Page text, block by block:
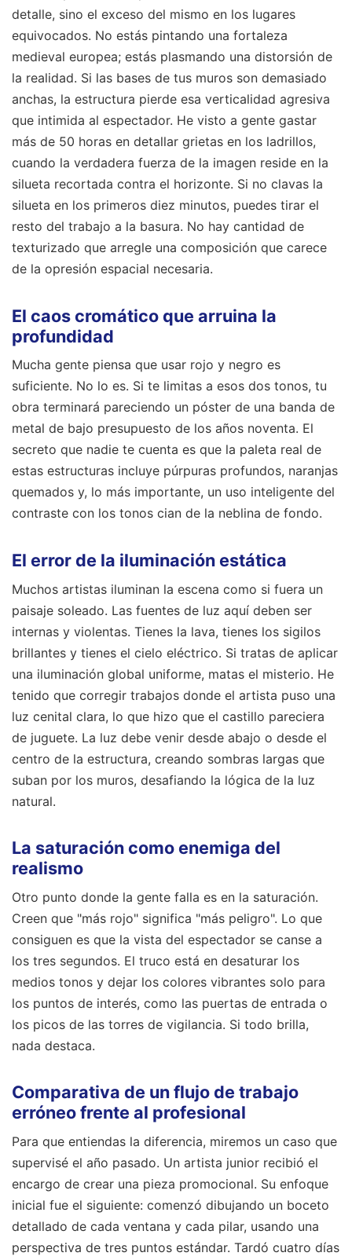
detalle, sino el exceso del mismo en los lugares
equivocados. No estás pintando una fortaleza
medieval europea; estás plasmando una distorsión de
la realidad. Si las bases de tus muros son demasiado
anchas, la estructura pierde esa verticalidad agresiva
que intimida al espectador. He visto a gente gastar
más de 50 horas en detallar grietas en los ladrillos,
cuando la verdadera fuerza de la imagen reside en la
silueta recortada contra el horizonte. Si no clavas la
silueta en los primeros diez minutos, puedes tirar el
resto del trabajo a la basura. No hay cantidad de
texturizado que arregle una composición que carece
de la opresión espacial necesaria.
El caos cromático que arruina la
profundidad
Mucha gente piensa que usar rojo y negro es
suficiente. No lo es. Si te limitas a esos dos tonos, tu
obra terminará pareciendo un póster de una banda de
metal de bajo presupuesto de los años noventa. El
secreto que nadie te cuenta es que la paleta real de
estas estructuras incluye púrpuras profundos, naranjas
quemados y, lo más importante, un uso inteligente del
contraste con los tonos cian de la neblina de fondo.
El error de la iluminación estática
Muchos artistas iluminan la escena como si fuera un
paisaje soleado. Las fuentes de luz aquí deben ser
internas y violentas. Tienes la lava, tienes los sigilos
brillantes y tienes el cielo eléctrico. Si tratas de aplicar
una iluminación global uniforme, matas el misterio. He
tenido que corregir trabajos donde el artista puso una
luz cenital clara, lo que hizo que el castillo pareciera
de juguete. La luz debe venir desde abajo o desde el
centro de la estructura, creando sombras largas que
suban por los muros, desafiando la lógica de la luz
natural.
La saturación como enemiga del
realismo
Otro punto donde la gente falla es en la saturación.
Creen que "más rojo" significa "más peligro". Lo que
consiguen es que la vista del espectador se canse a
los tres segundos. El truco está en desaturar los
medios tonos y dejar los colores vibrantes solo para
los puntos de interés, como las puertas de entrada o
los picos de las torres de vigilancia. Si todo brilla,
nada destaca.
Comparativa de un flujo de trabajo
erróneo frente al profesional
Para que entiendas la diferencia, miremos un caso que
supervisé el año pasado. Un artista junior recibió el
encargo de crear una pieza promocional. Su enfoque
inicial fue el siguiente: comenzó dibujando un boceto
detallado de cada ventana y cada pilar, usando una
perspectiva de tres puntos estándar. Tardó cuatro días